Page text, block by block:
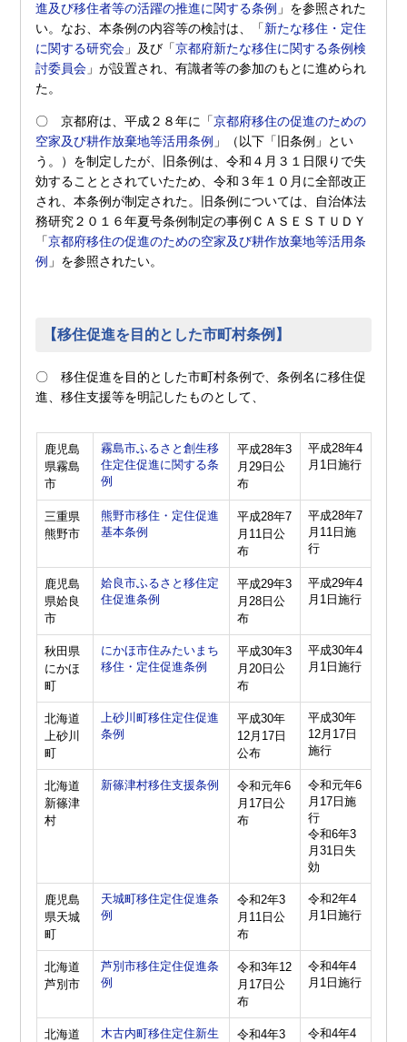
進及び移住者等の活躍の推進に関する条例 」を参照された
い。なお、本条例の内容等の検討は、「新たな移住・定住
に関する研究会 」及び「京都府新たな移住に関する条例検
討委員会 」が設置され、有識者等の参加のもとに進められ
た。
〇 京都府は、平成２８年に「京都府移住の促進のための
空家及び耕作放棄地等活用条例 」（以下「旧条例」とい
う。）を制定したが、旧条例は、令和４月３１日限りで失
効することとされていたため、令和３年１０月に全部改正
され、本条例が制定された。旧条例については、自治体法
務研究２０１６年夏号条例制定の事例ＣＡＳＥＳＴＵＤＹ
「京都府移住の促進のための空家及び耕作放棄地等活用条
例 」を参照されたい。
【移住促進を目的とした市町村条例】
〇 移住促進を目的とした市町村条例で、条例名に移住促
進、移住支援等を明記したものとして、
鹿児島
県霧島
市
霧島市ふるさと創生移
住定住促進に関する条
例
平成28年3
月29日公
布
平成28年4
月1日施行
三重県
熊野市
熊野市移住・定住促進
基本条例
平成28年7
月11日公
布
平成28年7
月11日施
行
鹿児島
県姶良
市
姶良市ふるさと移住定
住促進条例
平成29年3
月28日公
布
平成29年4
月1日施行
秋田県
にかほ
町
にかほ市住みたいまち
移住・定住促進条例
平成30年3
月20日公
布
平成30年4
月1日施行
北海道
上砂川
町
上砂川町移住定住促進
条例
平成30年
12月17日
公布
平成30年
12月17日
施行
北海道
新篠津
村
新篠津村移住支援条例
令和元年6
月17日公
布
令和元年6
月17日施
行
令和6年3
月31日失
効
鹿児島
県天城
町
天城町移住定住促進条
例
令和2年3
月11日公
布
令和2年4
月1日施行
北海道
芦別市
芦別市移住定住促進条
例
令和3年12
月17日公
布
令和4年4
月1日施行
北海道
木古内町移住定住新生
令和4年3
令和4年4